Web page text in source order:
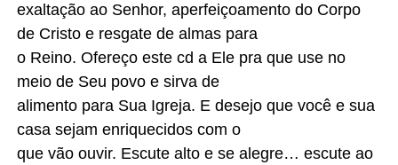
exaltação ao Senhor, aperfeiçoamento do Corpo
de Cristo e resgate de almas para
o Reino. Ofereço este cd a Ele pra que use no
meio de Seu povo e sirva de
alimento para Sua Igreja. E desejo que você e sua
casa sejam enriquecidos com o
que vão ouvir. Escute alto e se alegre… escute ao